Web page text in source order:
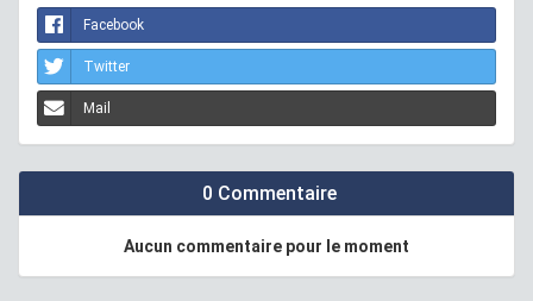
Facebook
Twitter
Mail
0 Commentaire
Aucun commentaire pour le moment